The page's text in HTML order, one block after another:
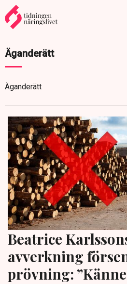
Äganderätt
Äganderätt
Beatrice
avverkning
prövning: